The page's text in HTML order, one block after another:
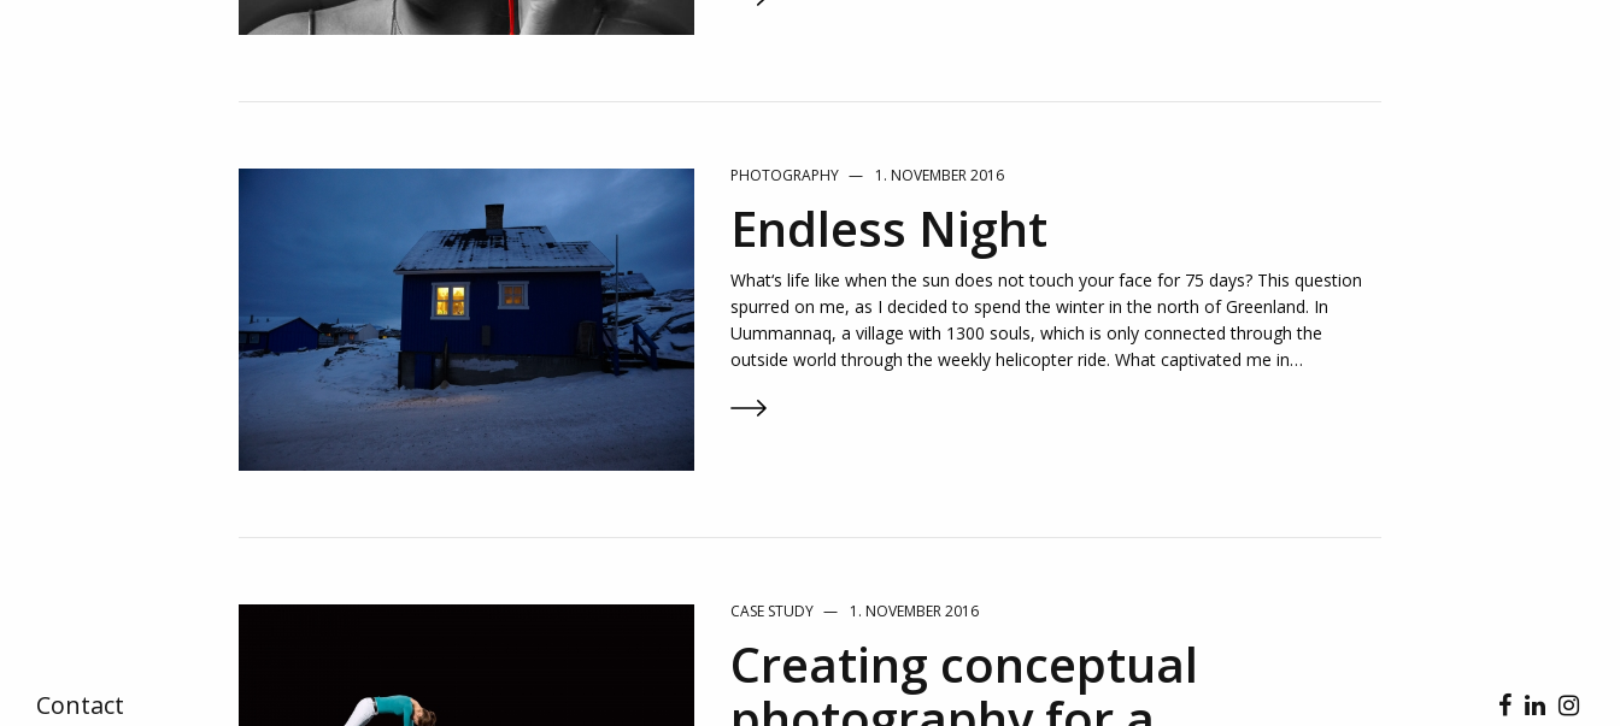
PHOTOGRAPHY 1. NOVEMBER 2016
Endless Night
What‘s life like when the sun does not touch your face for 75 days? This question
spurred on me, as I decided to spend the winter in the north of Greenland. In
Uummannaq, a village with 1300 souls, which is only connected through the
outside world through the weekly helicopter ride. What captivated me in…
CASE STUDY 1. NOVEMBER 2016
Creating conceptual
Contact